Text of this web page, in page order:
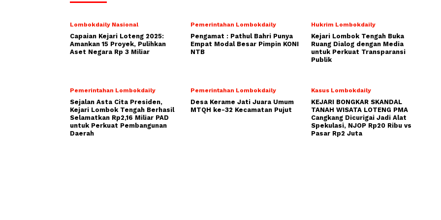
Lombokdaily Nasional
Capaian Kejari Loteng 2025:
Amankan 15 Proyek, Pulihkan
Aset Negara Rp 3 Miliar
Pemerintahan Lombokdaily
Pengamat : Pathul Bahri Punya
Empat Modal Besar Pimpin KONI
NTB
Hukrim Lombokdaily
Kejari Lombok Tengah Buka
Ruang Dialog dengan Media
untuk Perkuat Transparansi
Publik
Pemerintahan Lombokdaily
Sejalan Asta Cita Presiden,
Kejari Lombok Tengah Berhasil
Selamatkan Rp2,16 Miliar PAD
untuk Perkuat Pembangunan
Daerah
Pemerintahan Lombokdaily
Desa Kerame Jati Juara Umum
MTQH ke-32 Kecamatan Pujut
Kasus Lombokdaily
KEJARI BONGKAR SKANDAL
TANAH WISATA LOTENG PMA
Cangkang Dicurigai Jadi Alat
Spekulasi, NJOP Rp20 Ribu vs
Pasar Rp2 Juta